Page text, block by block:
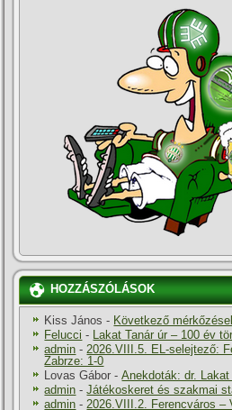
HOZZÁSZÓLÁSOK
Kiss János - Következő
Felucci - Lakat Tanár úr – 100 év
admin - 2026.VIII.5. EL-selejtező:
Zabrze: 1-0
Lovas Gábor -Anekdoták: dr.
admin -Játékoskeret és szakmai
admin - 2026.VIII.2. Ferencváros –